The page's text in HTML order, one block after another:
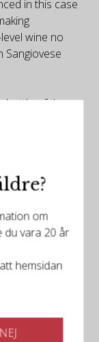
in this case
wine no
bottle of the
the good
in Tuscany
if I were to
score.
especially
new releases
This
and
one of the first
years I have
the magic of
of that
Rampolla
om
du vara 20 år
hemsidan
NEJ